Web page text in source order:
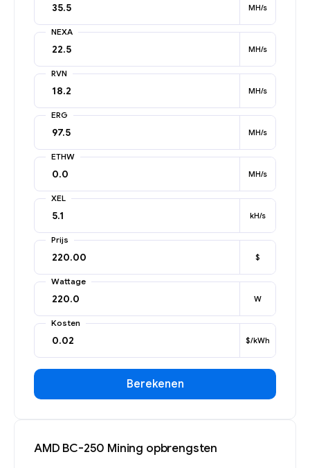
MH/s
NEXA
MH/s
RVN
MH/s
ERG
MH/s
ETHW
MH/s
XEL
kH/s
Prijs
$
Wattage
W
Kosten
$/kWh
Berekenen
AMD BC-250 Mining opbrengsten